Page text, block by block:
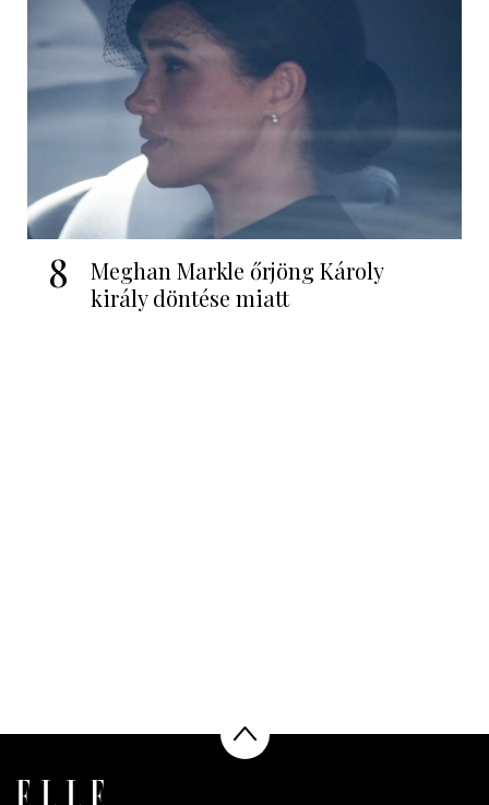
8
Meghan Markle őrjöng Károly
király döntése miatt